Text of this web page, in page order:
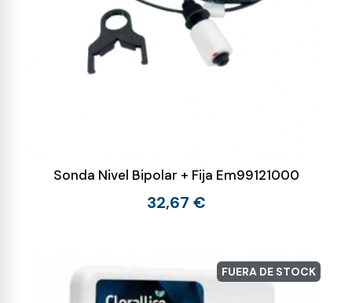
Sonda Nivel Bipolar + Fija Em99121000
32,67 €
FUERA DE STOCK